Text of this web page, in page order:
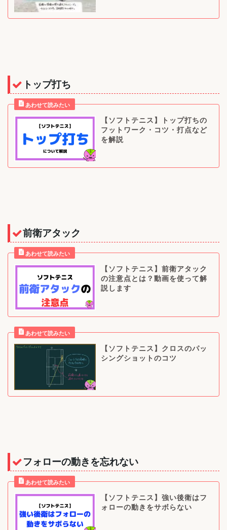
トップ打ち
【ソフトテニス】トップ打ちの
フットワーク・コツ・打点など
を解説
前衛アタック
【ソフトテニス】前衛アタック
の注意点とは？動画を使って解
説します
【ソフトテニス】クロスのパッ
シングショットのコツ
フォローの動きを忘れない
【ソフトテニス】強い後衛はフ
ォローの動きをサボらない